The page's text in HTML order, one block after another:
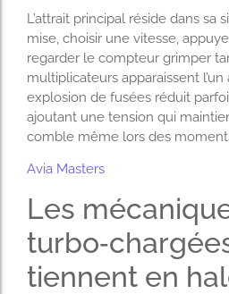
L’attrait principal réside dans sa
mise, choisir une vitesse,
regarder le compteur grimper
multiplicateurs apparaissent l’un
explosion de fusées réduit
ajoutant une tension qui
comble même lors des
Avia Masters
Les
tiennent en